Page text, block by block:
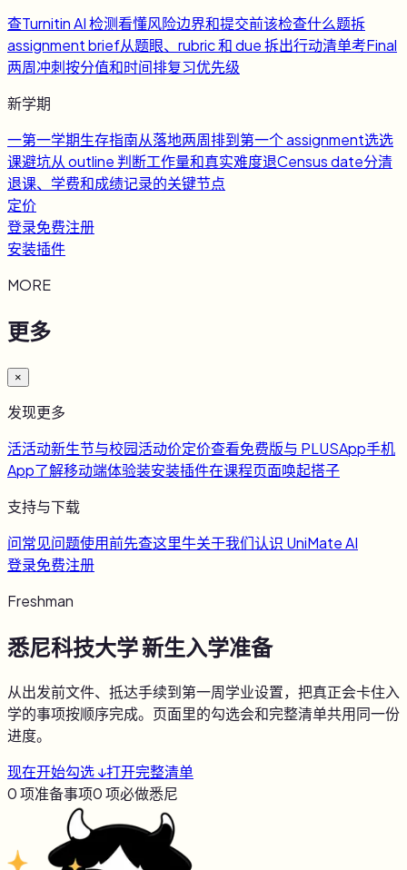
查Turnitin AI 检测看懂风险边界和提交前该检查什么题拆
assignment brief从题眼、rubric 和 due 拆出行动清单考Final
两周冲刺按分值和时间排复习优先级
新学期
一第一学期生存指南从落地两周排到第一个 assignment选选
课避坑从 outline 判断工作量和真实难度退Census date分清
退课、学费和成绩记录的关键节点
定价
登录免费注册
安装插件
MORE
更多
×
发现更多
活活动新生节与校园活动价定价查看免费版与 PLUSApp手机
App了解移动端体验装安装插件在课程页面唤起搭子
支持与下载
问常见问题使用前先查这里牛关于我们认识 UniMate AI
登录免费注册
Freshman
悉尼科技大学新生入学准备
从出发前文件、抵达手续到第一周学业设置，把真正会卡住入
学的事项按顺序完成。页面里的勾选会和完整清单共用同一份
进度。
现在开始勾选 ↓打开完整清单
0项准备事项0项必做悉尼